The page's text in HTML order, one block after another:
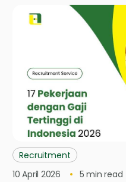
Recruitment
10 April 2026
5 min read